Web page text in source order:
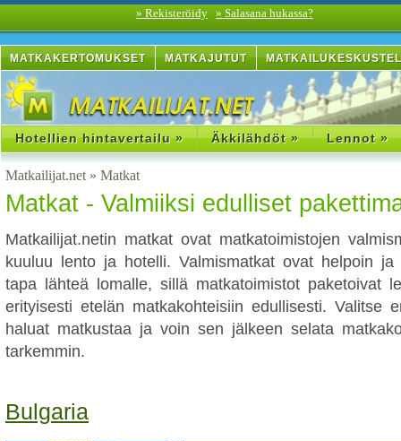
» Rekisteröidy » Salasana hukassa?
MATKAKERTOMUKSET MATKAJUTUT
Hotellien hintavertailu » Äkkilähdöt » Lennot »
Matkailijat.net » Matkat
Matkat - Valmiiksi edulliset
Matkailijat.netin matkat ovat matkatoimistojen
kuuluu lento ja hotelli. Valmismatkat ovat helpoin ja
tapa lähteä lomalle, sillä matkatoimistot paketoivat
erityisesti etelän matkakohteisiin edullisesti. Valitse
haluat matkustaa ja voin sen jälkeen selata
tarkemmin.
Bulgaria